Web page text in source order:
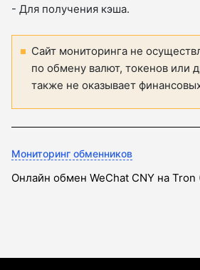
- Для получения кэша.
Сайт мониторинга не
по обмену валют, токенов или
также не оказывает
Мониторинг обменников
Онлайн обмен WeChat CNY на Tron